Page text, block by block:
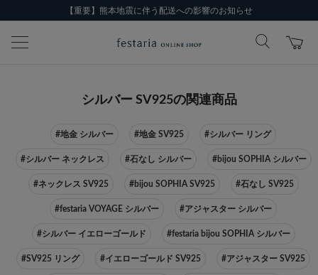
【重要】熊本地震に伴う配送への影響のお知らせ
シルバー SV925の関連商品
#地金 シルバー #地金 SV925 #シルバー リング
#シルバー ネックレス #石なし シルバー #bijou SOPHIA シルバー
#ネックレス SV925 #bijou SOPHIA SV925 #石なし SV925
#festaria VOYAGE シルバー #アジャスター シルバー
#シルバー イエローゴールド #festaria bijou SOPHIA シルバー
#SV925 リング #イエローゴールド SV925 #アジャスター SV925